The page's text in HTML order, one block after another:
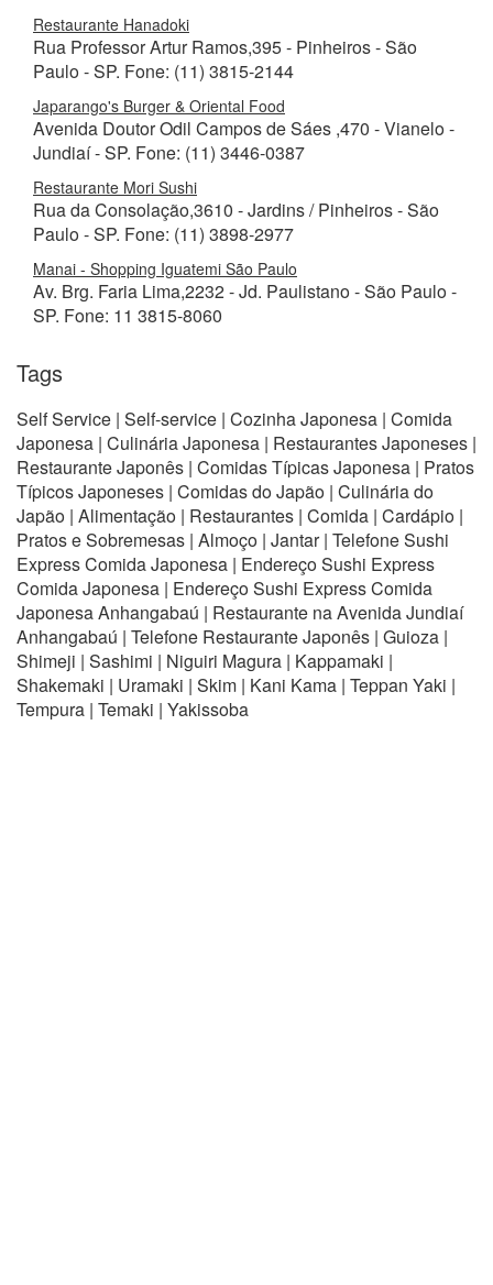
Restaurante Hanadoki
Rua Professor Artur Ramos,395 - Pinheiros - São
Paulo - SP. Fone: (11) 3815-2144
Japarango's Burger & Oriental Food
Avenida Doutor Odil Campos de Sáes ,470 - Vianelo -
Jundiaí - SP. Fone: (11) 3446-0387
Restaurante Mori Sushi
Rua da Consolação,3610 - Jardins / Pinheiros - São
Paulo - SP. Fone: (11) 3898-2977
Manai - Shopping Iguatemi São Paulo
Av. Brg. Faria Lima,2232 - Jd. Paulistano - São Paulo -
SP. Fone: 11 3815-8060
Tags
Self Service | Self-service | Cozinha Japonesa | Comida
Japonesa | Culinária Japonesa | Restaurantes Japoneses |
Restaurante Japonês | Comidas Típicas Japonesa | Pratos
Típicos Japoneses | Comidas do Japão | Culinária do
Japão | Alimentação | Restaurantes | Comida | Cardápio |
Pratos e Sobremesas | Almoço | Jantar | Telefone Sushi
Express Comida Japonesa | Endereço Sushi Express
Comida Japonesa | Endereço Sushi Express Comida
Japonesa Anhangabaú | Restaurante na Avenida Jundiaí
Anhangabaú | Telefone Restaurante Japonês | Guioza |
Shimeji | Sashimi | Niguiri Magura | Kappamaki |
Shakemaki | Uramaki | Skim | Kani Kama | Teppan Yaki |
Tempura | Temaki | Yakissoba